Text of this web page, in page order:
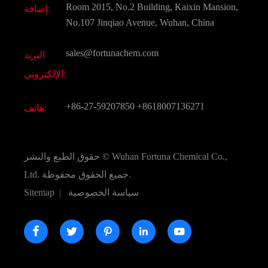
النكهات و عطور
الكيميائية CAS
جميع المواد الكيميائية غرامة
إضافة:
Room 2015, No.2 Building, Kaixin Mansion,
No.107 Jinqiao Avenue, Wuhan, China
البريد
الإلكتروني:
sales@fortunachem.com
هاتف: +86-27-59207850 +8618007136271
حقوق الطبع والنشر © Wuhan Fortuna Chemical Co.,
Ltd.
جميع الحقوق محفوظة.
Sitemap | سياسة الخصوصية
    